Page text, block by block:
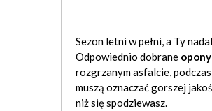
Sezon letni w pełni, a Ty
Odpowiednio dobrane
rozgrzanym asfalcie,
muszą oznaczać gorszej
niż się spodziewasz.